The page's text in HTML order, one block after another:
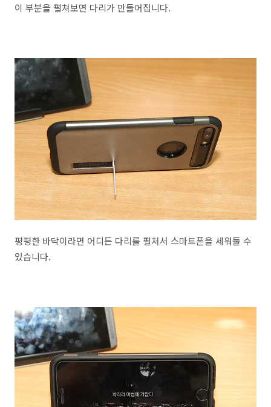
이 부분을 펼쳐보면 다리가 만들어집니다.
평평한 바닥이라면 어디든 다리를 펼쳐서 스마트폰을 세워둘 수
있습니다.